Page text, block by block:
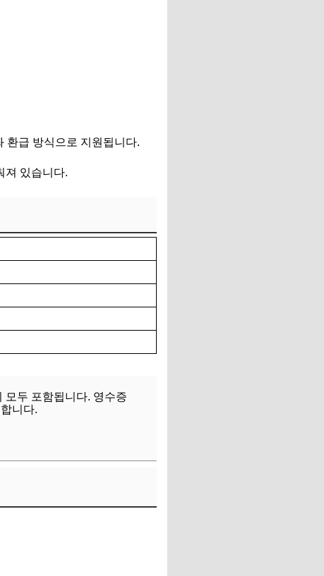
환급 방식으로 지원됩니다.
져 있습니다.
모두 포함됩니다. 영수증
니다.